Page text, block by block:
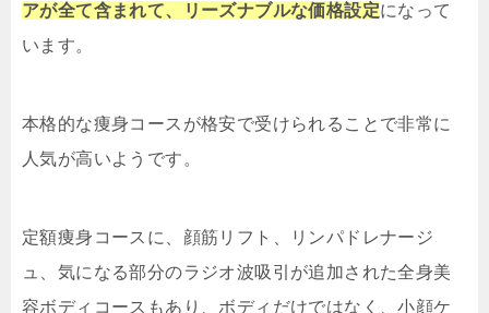
アが全て含まれて、リーズナブルな価格設定になって
います。
本格的な痩身コースが格安で受けられることで非常に
人気が高いようです。
定額痩身コースに、顔筋リフト、リンパドレナージ
ュ、気になる部分のラジオ波吸引が追加された全身美
容ボディコースもあり、ボディだけではなく、小顔ケ